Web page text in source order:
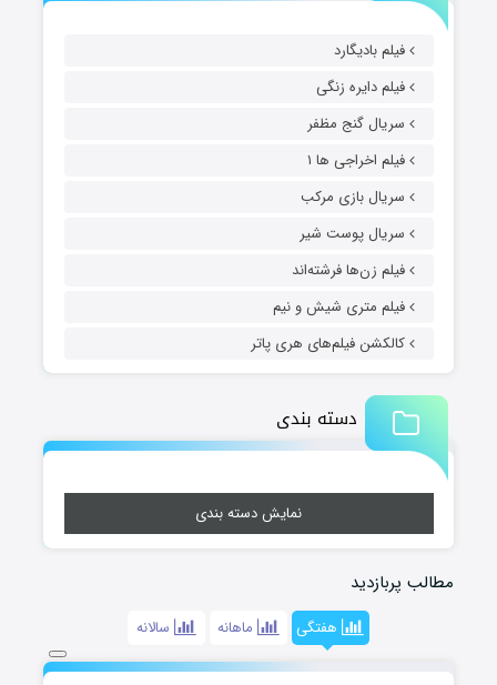
فیلم بادیگارد
فیلم دایره زنگی
سریال گنج مظفر
فیلم اخراجی ها ۱
سریال بازی مرکب
سریال پوست شیر
فیلم زن‌ها فرشته‌اند
فیلم متری شیش و نیم
کالکشن فیلم‌های هری پاتر
دسته بندی
نمایش دسته بندی
مطالب پربازدید
هفتگی ماهانه سالانه